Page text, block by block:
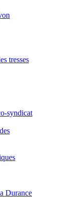
tresses
syndicat
Durance